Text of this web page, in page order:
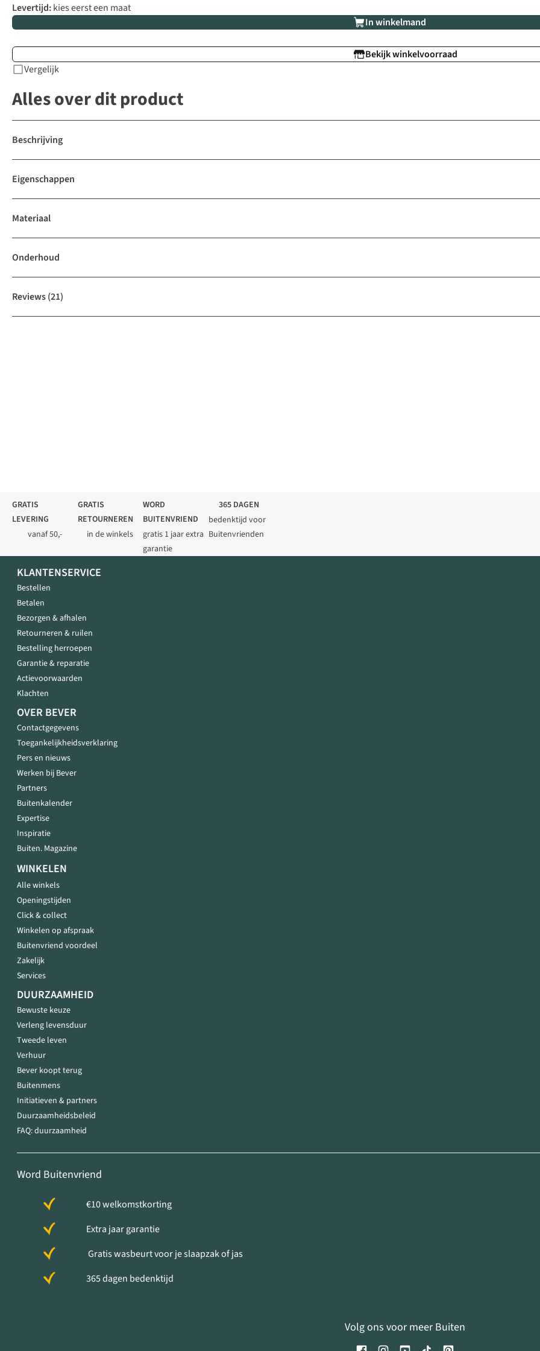
Levertijd:kies eerst een maat
In winkelmand
Bekijk winkelvoorraad
Vergelijk
Alles over dit product
Beschrijving
Eigenschappen
Materiaal
Onderhoud
Reviews(21)
GRATIS
LEVERING
vanaf 50,-
GRATIS
RETOURNEREN
in de winkels
WORD
BUITENVRIEND
gratis 1 jaar extra
garantie
365 DAGEN
bedenktijd voor
Buitenvrienden
KLANTENSERVICE
Bestellen
Betalen
Bezorgen & afhalen
Retourneren & ruilen
Bestelling herroepen
Garantie & reparatie
Actievoorwaarden
Klachten
OVER BEVER
Contactgegevens
Toegankelijkheidsverklaring
Pers en nieuws
Werken bij Bever
Partners
Buitenkalender
Expertise
Inspiratie
Buiten. Magazine
WINKELEN
Alle winkels
Openingstijden
Click & collect
Winkelen op afspraak
Buitenvriend voordeel
Zakelijk
Services
DUURZAAMHEID
Bewuste keuze
Verleng levensduur
Tweede leven
Verhuur
Bever koopt terug
Buitenmens
Initiatieven & partners
Duurzaamheidsbeleid
FAQ: duurzaamheid
Word Buitenvriend
€10 welkomstkorting
Extra jaar garantie
Gratis wasbeurt voor je slaapzak of jas
365 dagen bedenktijd
Volg ons voor meer Buiten